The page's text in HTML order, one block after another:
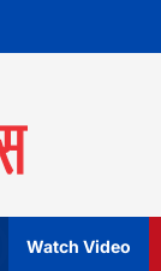
Watch Video